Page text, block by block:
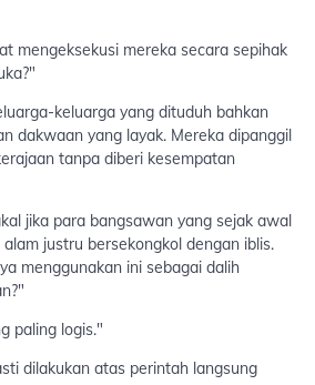
mengeksekusi mereka secara sepihak
keluarga yang dituduh bahkan
dakwaan yang layak. Mereka dipanggil
tanpa diberi kesempatan
jika para bangsawan yang sejak awal
justru bersekongkol dengan iblis.
menggunakan ini sebagai dalih
paling logis."
dilakukan atas perintah langsung